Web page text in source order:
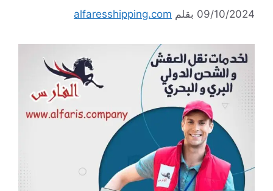
09/10/2024 بقلم alfaresshipping.com